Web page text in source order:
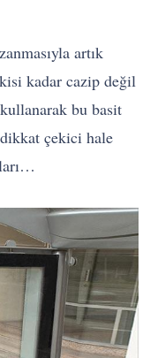
artık
kadar cazip değil
kullanarak bu basit
çekici hale